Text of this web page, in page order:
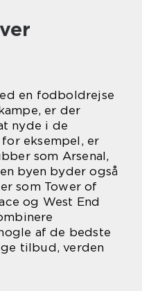
en fodboldrejse
er der
nyde i de
eksempel, er
som Arsenal,
byen byder også
som Tower of
og West End
af de bedste
tilbud, verden